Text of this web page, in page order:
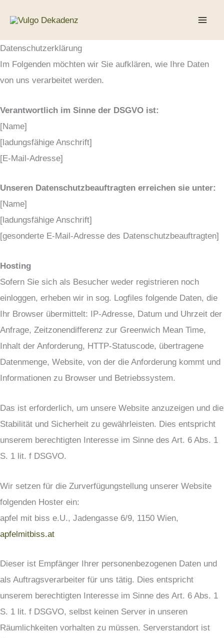
content
Datenschutzerklärung
Im Folgenden möchten wir Sie aufklären, wie Ihre Daten
von uns verarbeitet werden.
Verantwortlich im Sinne der DSGVO ist:
[Name]
[ladungsfähige Anschrift]
[E-Mail-Adresse]
Unseren Datenschutzbeauftragten erreichen sie unter:
[Name]
[ladungsfähige Anschrift]
[gesonderte E-Mail-Adresse des Datenschutzbeauftragten]
Hosting
Sofern Sie sich als Besucher weder registrieren noch
einloggen, erheben wir in sog. Logfiles folgende Daten, die
Ihr Browser übermittelt: IP-Adresse, Datum und Uhrzeit der
Anfrage, Zeitzonendifferenz zur Greenwich Mean Time,
Inhalt der Anforderung, HTTP-Statuscode, übertragene
Datenmenge, Website, von der die Anforderung kommt und
Informationen zu Browser und Betriebssystem.
Das ist erforderlich, um unsere Website anzuzeigen und die
Stabilität und Sicherheit zu gewährleisten. Dies entspricht
unserem berechtigten Interesse im Sinne des Art. 6 Abs. 1
S. 1 lit. f DSGVO.
Wir setzen für die Zurverfügungstellung unserer Website
folgenden Hoster ein:
apfel mit biss e.U., Jadengasse 6/9, 1150 Wien,
apfelmitbiss.at
Dieser ist Empfänger Ihrer personenbezogenen Daten und
als Auftragsverarbeiter für uns tätig. Dies entspricht
unserem berechtigten Interesse im Sinne des Art. 6 Abs. 1
S. 1 lit. f DSGVO, selbst keinen Server in unseren
Räumlichkeiten vorhalten zu müssen. Serverstandort ist